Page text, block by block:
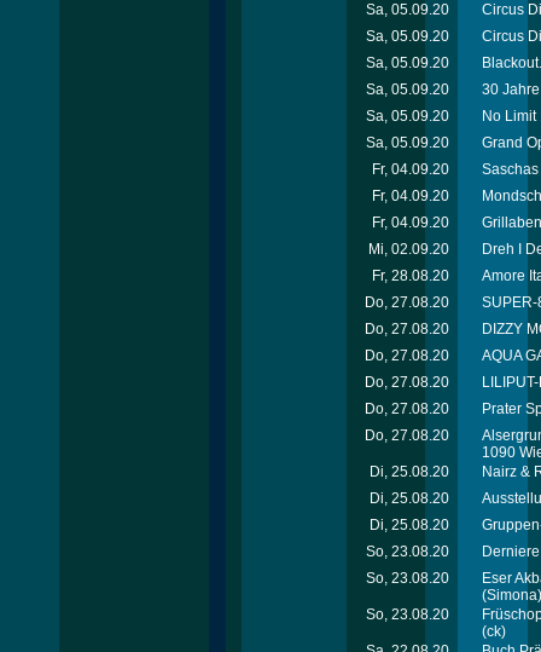
Sa, 05.09.20
Circus
Sa, 05.09.20
Circus
Sa, 05.09.20
Sa, 05.09.20
30
Sa, 05.09.20
No
Sa, 05.09.20
Grand
Fr, 04.09.20
Fr, 04.09.20
Fr, 04.09.20
Mi, 02.09.20
Dreh I
Fr, 28.08.20
Amore
Do, 27.08.20
SUPER-
Do, 27.08.20
DIZZY
Do, 27.08.20
AQUA
Do, 27.08.20
Do, 27.08.20
Prater
Do, 27.08.20
1090
Di, 25.08.20
Nairz &
Di, 25.08.20
Di, 25.08.20
So, 23.08.20
So, 23.08.20
Eser
(Simona)
So, 23.08.20
(ck)